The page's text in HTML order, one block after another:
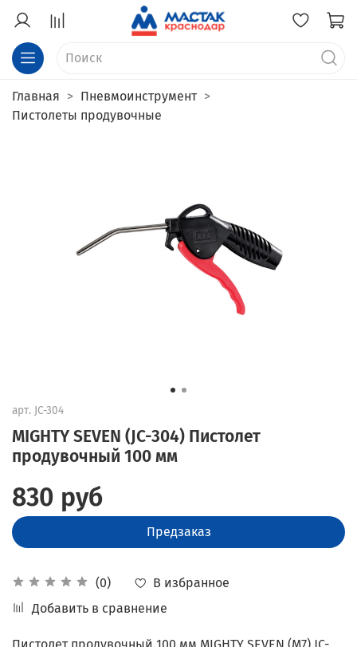
Главная
Пневмоинструмент
Пистолеты продувочные
арт. JC-304
MIGHTY SEVEN (JC-304) Пистолет
продувочный 100 мм
(0)
В избранное
Добавить в сравнение
830 руб
Предзаказ